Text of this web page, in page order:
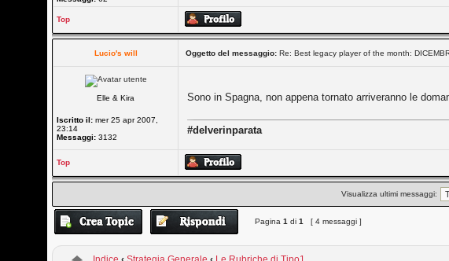
Top
Lucio's will Oggetto del messaggio: Re: Best legacy player of the month:
Elle & Kira
Iscritto il: mer 25 apr 2007,
23:14
Messaggi: 3132
Sono in Spagna, non appena tornato arriveranno le
#delverinparata
Top
Visualizza ultimi messaggi:
Pagina1 di1 [ 4 messaggi ]